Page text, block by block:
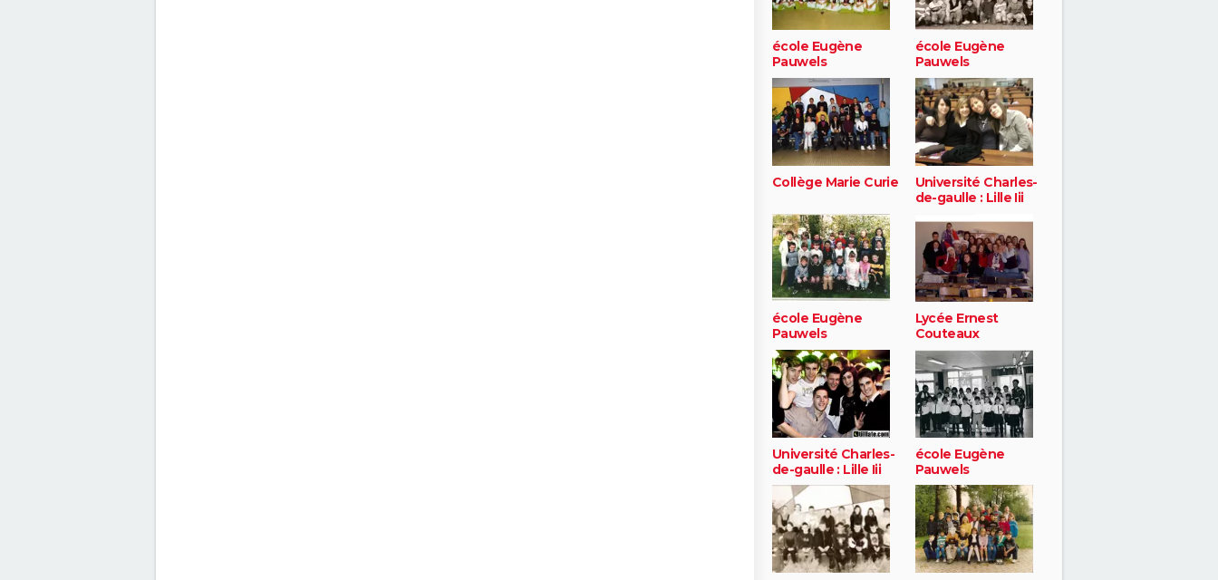
école Eugène
Pauwels
école Eugène
Pauwels
Collège Marie Curie
Université Charles-
de-gaulle : Lille Iii
école Eugène
Pauwels
Lycée Ernest
Couteaux
Université Charles-
de-gaulle : Lille Iii
école Eugène
Pauwels